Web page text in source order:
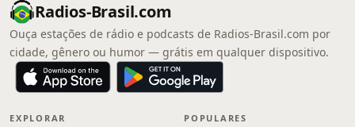
Radios-Brasil.com
Ouça estações de rádio e podcasts de Radios-Brasil.com por
cidade, gênero ou humor — grátis em qualquer dispositivo.
EXPLORAR POPULARES